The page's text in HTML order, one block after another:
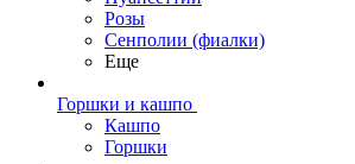
Розы
Сенполии (фиалки)
Еще
Горшки и кашпо
Кашпо
Горшки